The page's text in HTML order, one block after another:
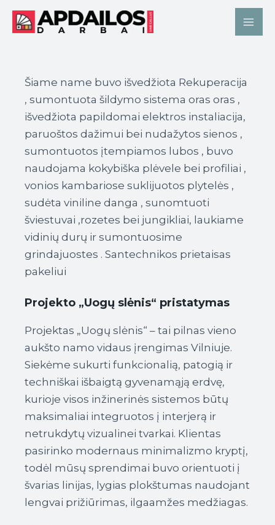
Pereiti
prie
Šiame name buvo išvedžiota Rekuperacija
, sumontuota šildymo sistema oras oras ,
išvedžiota papildomai elektros instaliacija,
paruoštos dažimui bei nudažytos sienos ,
sumontuotos įtempiamos lubos , buvo
naudojama kokybiška plėvele bei profiliai ,
vonios kambariose suklijuotos plytelės ,
sudėta viniline danga , sunomtuoti
šviestuvai ,rozetes bei jungikliai, laukiame
vidinių durų ir sumontuosime
grindajuostes . Santechnikos prietaisas
pakeliui
Projekto „Uogų slėnis“ pristatymas
Projektas „Uogų slėnis“ – tai pilnas vieno
aukšto namo vidaus įrengimas Vilniuje.
Siekėme sukurti funkcionalią, patogią ir
techniškai išbaigtą gyvenamąją erdvę,
kurioje visos inžinerinės sistemos būtų
maksimaliai integruotos į interjerą ir
netrukdytų vizualinei tvarkai. Klientas
pasirinko modernaus minimalizmo kryptį,
todėl mūsų sprendimai buvo orientuoti į
švarias linijas, lygias plokštumas naudojant
lengvai prižiūrimas, ilgaamžes medžiagas.